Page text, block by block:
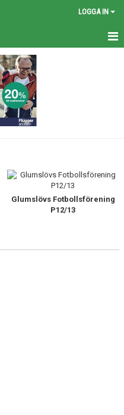
LOGGA IN
Glumslövs Fotbollsförening
P12/13